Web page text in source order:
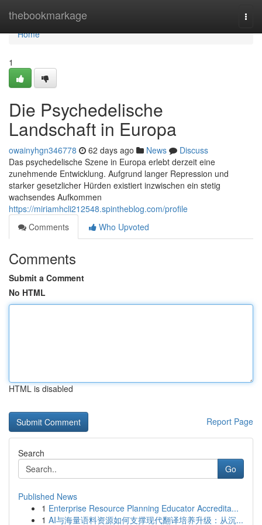
thebookmarkage
Home
Home
1
Die Psychedelische
Landschaft in Europa
owainyhgn346778 62 days ago News
Discuss
Das psychedelische Szene in Europa erlebt derzeit eine
zunehmende Entwicklung. Aufgrund langer Repression und
starker gesetzlicher Hürden existiert inzwischen ein stetig
wachsendes Aufkommen
https://miriamhcli212548.spintheblog.com/profile
Comments
Who Upvoted
Comments
Submit a Comment
No HTML
HTML is disabled
Report Page
Search
Go
Published News
1 Enterprise Resource Planning Educator Accredita...
1 AI与海量语料资源如何支撑现代翻译培养升级：从沉...